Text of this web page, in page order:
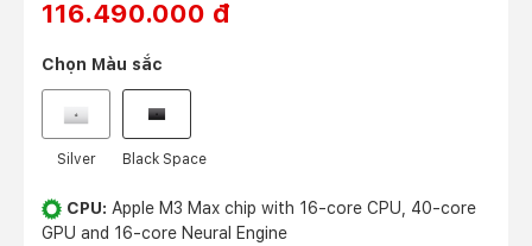
116.490.000 đ
Chọn Màu sắc
Silver Black Space
CPU: Apple M3 Max chip with 16-core CPU, 40-core
GPU and 16-core Neural Engine